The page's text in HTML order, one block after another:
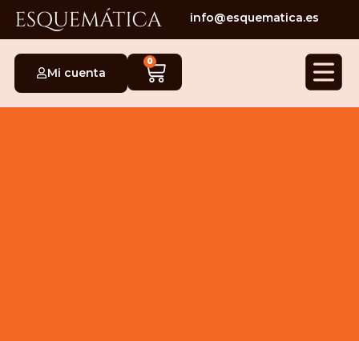
info@esquematica.es
Mi cuenta
0